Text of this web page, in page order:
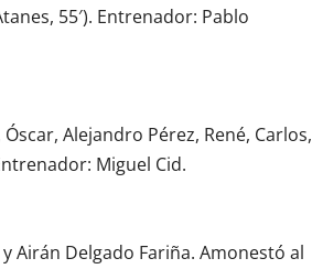
55′). Entrenador: Pablo
Alejandro Pérez, René, Carlos,
Miguel Cid.
Airán Delgado Fariña. Amonestó al